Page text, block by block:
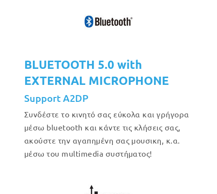
BLUETOOTH 5.0 with
EXTERNAL MICROPHONE
Support A2DP
Συνδέστε το κινητό σας εύκολα και γρήγορα
μέσω bluetooth και κάντε τις κλήσεις σας,
ακούστε την αγαπημένη σας μουσικη, κ.α.
μέσω του multimedia συστήματος!